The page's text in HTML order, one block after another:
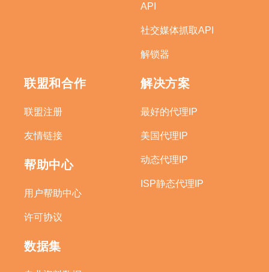
API
社交媒体抓取API
解锁器
联盟和合作
联盟注册
友情链接
帮助中心
用户帮助中心
许可协议
数据集
解决方案
最好的代理IP
美国代理IP
动态代理IP
ISP静态代理IP